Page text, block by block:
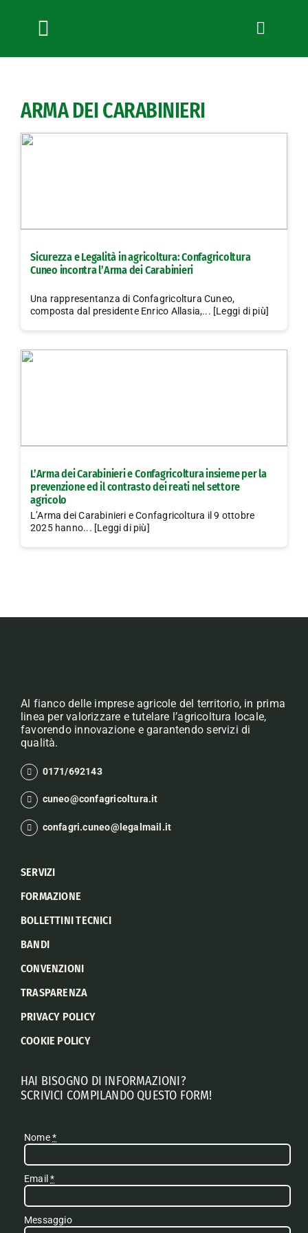
Toggle
Navigation
News
Bandi
Lavora con noi
ARMA DEI CARABINIERI
Sicurezza e Legalità in agricoltura: Confagricoltura
Cuneo incontra l’Arma dei Carabinieri
Una rappresentanza di Confagricoltura Cuneo,
composta dal presidente Enrico Allasia,... [Leggi di più]
L’Arma dei Carabinieri e Confagricoltura insieme per la
prevenzione ed il contrasto dei reati nel settore
agricolo
L’Arma dei Carabinieri e Confagricoltura il 9 ottobre
2025 hanno... [Leggi di più]
Al fianco delle imprese agricole del territorio, in prima
linea per valorizzare e tutelare l’agricoltura locale,
favorendo innovazione e garantendo servizi di
qualità.
0171/692143
cuneo@confagricoltura.it
confagri.cuneo@legalmail.it
SERVIZI
FORMAZIONE
BOLLETTINI TECNICI
BANDI
CONVENZIONI
TRASPARENZA
PRIVACY POLICY
COOKIE POLICY
HAI BISOGNO DI INFORMAZIONI?
SCRIVICI COMPILANDO QUESTO FORM!
Nome*
Email*
Messaggio